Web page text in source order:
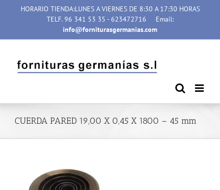
HORARIO TIENDA:LUNES A VIERNES DE 8:30 A 17:30 HORAS
TELF. 96 341 53 35 - 623472716
Email:
info@forniturasgermanias.com
CUERDA PARED 19,00 X 0,45 X 1800 – 45 mm